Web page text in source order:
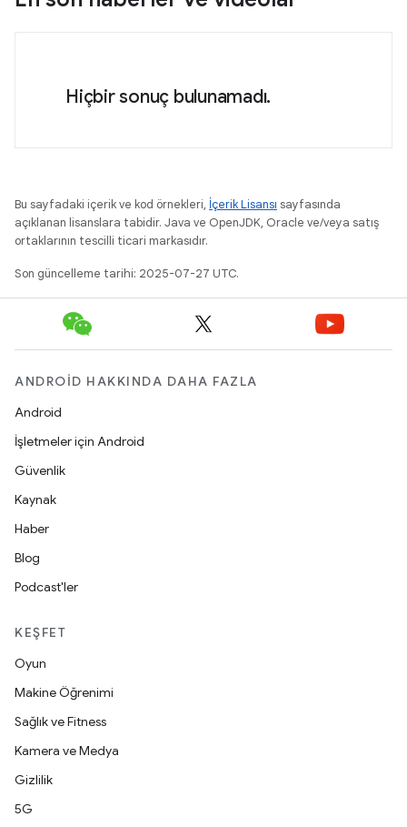
Hiçbir sonuç bulunamadı.
Bu sayfadaki içerik ve kod örnekleri, İçerik Lisansı sayfasında
açıklanan lisanslara tabidir. Java ve OpenJDK, Oracle ve/veya satış
ortaklarının tescilli ticari markasıdır.
Son güncelleme tarihi: 2025-07-27 UTC.
ANDROID HAKKINDA DAHA FAZLA
Android
İşletmeler için Android
Güvenlik
Kaynak
Haber
Blog
Podcast'ler
KEŞFET
Oyun
Makine Öğrenimi
Sağlık ve Fitness
Kamera ve Medya
Gizlilik
5G